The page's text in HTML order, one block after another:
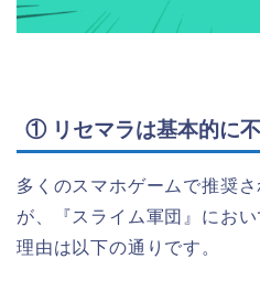
① リセマラは基本的に
多くのスマホゲームで推奨
が、『スライム軍団』にお
理由は以下の通りです。